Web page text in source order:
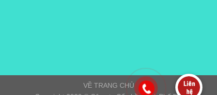
VỀ TRANG CHỦ